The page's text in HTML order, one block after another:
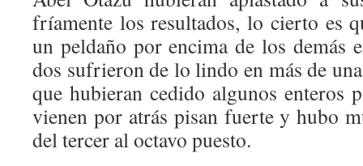
fríamente los resultados, lo cierto es
un peldaño por encima de los demás
dos sufrieron de lo lindo en más de
que hubieran cedido algunos enteros
vienen por atrás pisan fuerte y hubo
del tercer al octavo puesto.